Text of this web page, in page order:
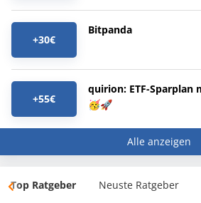
+30€
Bitpanda
+55€
quirion: ETF-Sparplan
🥳🚀
Alle anzeigen
Top Ratgeber Neuste Ratgeber